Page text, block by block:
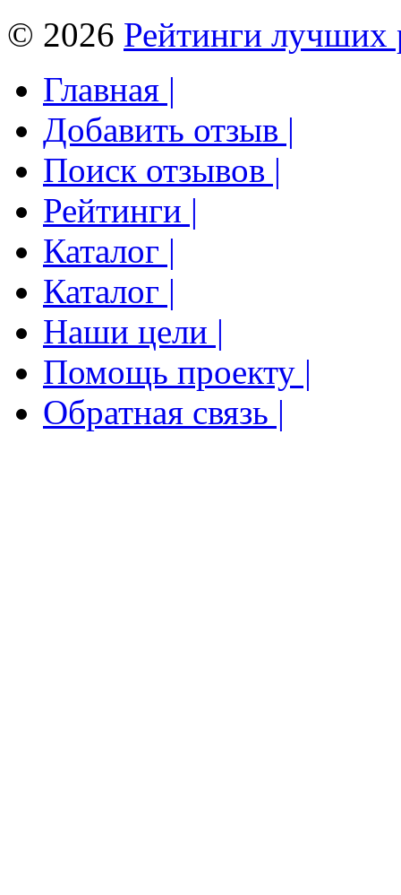
© 2026 Рейтинги лучших
Главная |
Добавить отзыв |
Поиск отзывов |
Рейтинги |
Каталог |
Каталог |
Наши цели |
Помощь проекту |
Обратная связь |